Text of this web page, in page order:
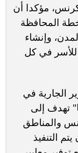
مؤكدا أن
المحافظة
وإنشاء
للأسر في كل
الجارية في
تهدف إلى
والمناطق
التنفيذ